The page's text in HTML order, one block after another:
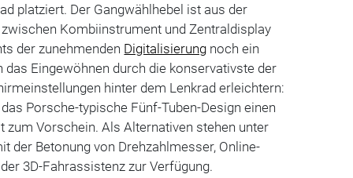
platziert. Der Gangwählhebel ist aus der
Kombiinstrument und Zentraldisplay
der zunehmenden Digitalisierung noch ein
das Eingewöhnen durch die konservativste der
hinter dem Lenkrad erleichtern:
Porsche-typische Fünf-Tuben-Design einen
zum Vorschein. Als Alternativen stehen unter
der Betonung von Drehzahlmesser, Online-
3D-Fahrassistenz zur Verfügung.